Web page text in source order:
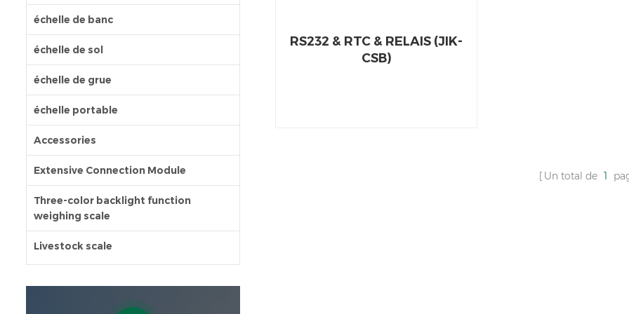
échelle de banc
échelle de sol
échelle de grue
échelle portable
Accessories
Extensive Connection Module
Three-color backlight function
weighing scale
Livestock scale
RS232 & RTC & RELAIS (JIK-
CSB)
Un total de 1